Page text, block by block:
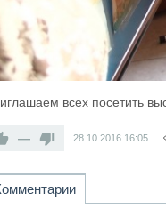
всех посетить
— 28.10.2016 16:05